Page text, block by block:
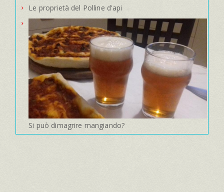
Le proprietà del Polline d'api
Si può dimagrire mangiando?